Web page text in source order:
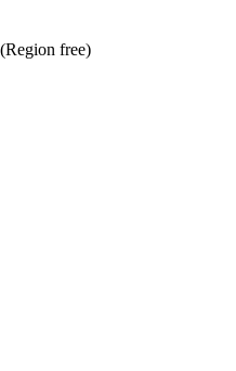
free)